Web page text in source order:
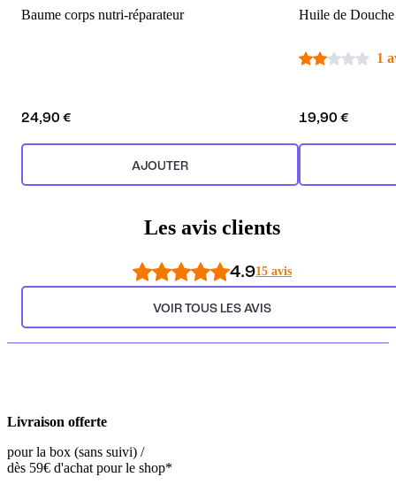
Baume corps nutri-réparateur
24,90 €
AJOUTER
Huile de
1
19,90 €
Les avis clients
4.915 avis
VOIR TOUS LES AVIS
Livraison offerte
pour la box (sans suivi) /
dès 59€ d'achat pour le shop*